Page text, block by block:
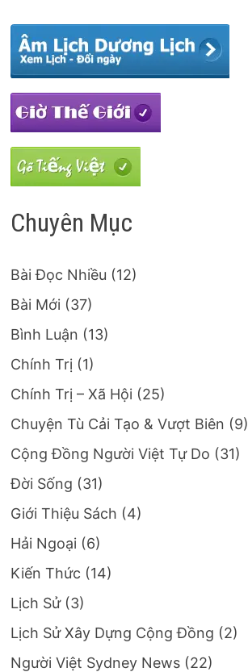
Chuyên Mục
Bài Đọc Nhiều (12)
Bài Mới (37)
Bình Luận (13)
Chính Trị (1)
Chính Trị – Xã Hội (25)
Chuyện Tù Cải Tạo & Vượt Biên (9)
Cộng Đồng Người Việt Tự Do (31)
Đời Sống (31)
Giới Thiệu Sách (4)
Hải Ngoại (6)
Kiến Thức (14)
Lịch Sử(3)
Lịch Sử Xây Dựng Cộng Đồng (2)
Người Việt Sydney News (22)